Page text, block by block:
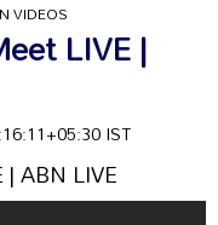
VIDEOS
LIVE |
IST
ABN LIVE